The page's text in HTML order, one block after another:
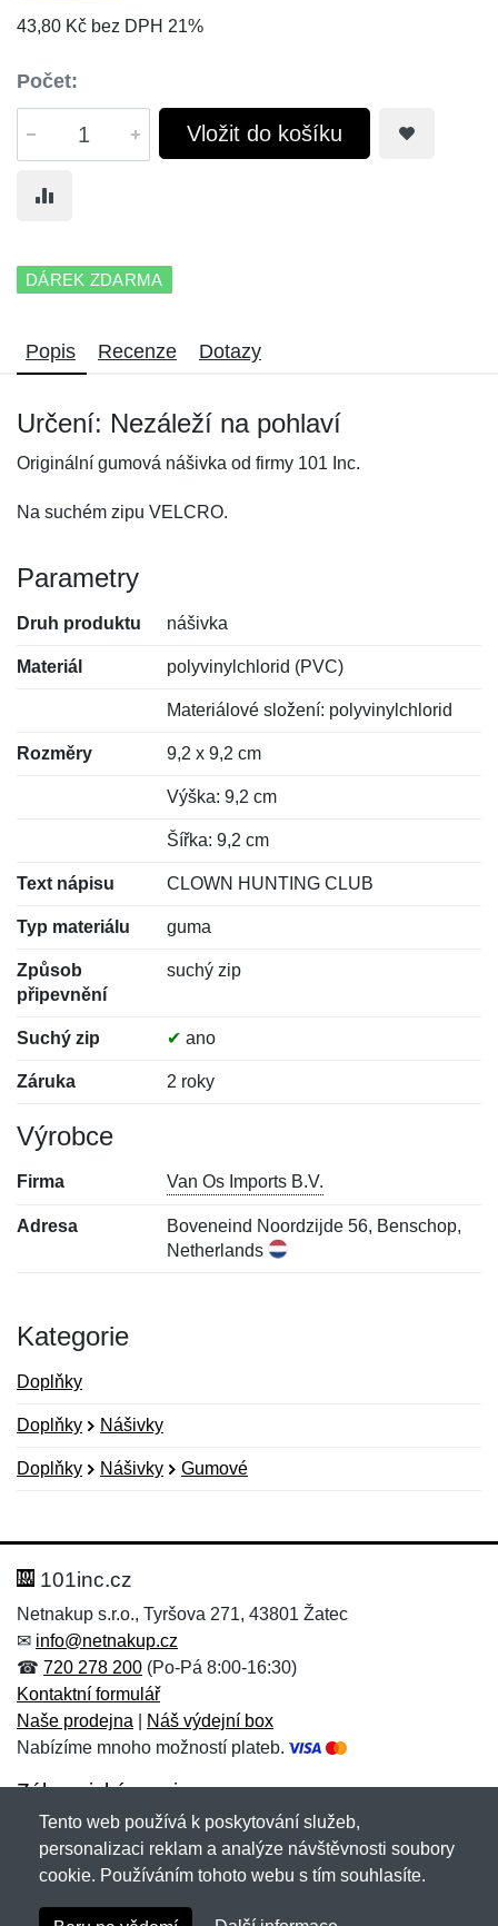
43,80 Kč bez DPH 21%
Počet:
Vložit do košíku
DÁREK ZDARMA
Popis Recenze Dotazy
Určení: Nezáleží na pohlaví
Originální gumová nášivka od firmy 101 Inc.
Na suchém zipu VELCRO.
Parametry
Druh produktu nášivka
Materiál polyvinylchlorid (PVC)
Materiálové složení: polyvinylchlorid
Rozměry 9,2 x 9,2 cm
Výška: 9,2 cm
Šířka: 9,2 cm
Text nápisu CLOWN HUNTING CLUB
Typ materiálu guma
Způsob
připevnění
suchý zip
Suchý zip ✔ ano
Záruka 2 roky
Výrobce
Firma Van Os Imports B.V.
Adresa
Boveneind Noordzijde 56, Benschop,
Netherlands
Kategorie
Doplňky
Doplňky Nášivky
Doplňky Nášivky Gumové
Hodnocení:
Jméno: *
Zpráva*
Jméno:
E-mail:*
101inc.cz
Netnakup s.r.o., Tyršova 271, 43801 Žatec
✉ info@netnakup.cz
☎ 720 278 200 (Po-Pá 8:00-16:30)
Kontaktní formulář
Naše prodejna
Náš výdejní box
Nabízíme mnoho možností plateb.
Zákaznický servis
Novinky emailem
Copyright © 2007-2026 (19 let s vámi)Netnakup.cz
Tento web používá k poskytování služeb,
personalizaci reklam a analýze návštěvnosti soubory
cookie. Používáním tohoto webu s tím souhlasíte.